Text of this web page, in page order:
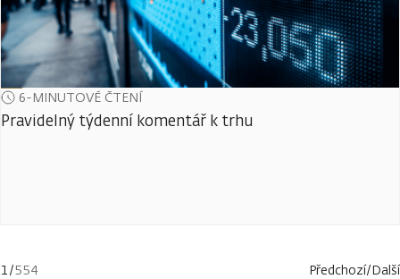
6-MINUTOVÉ ČTENÍ
Pravidelný týdenní komentář k trhu
1/554 Předchozí/Další